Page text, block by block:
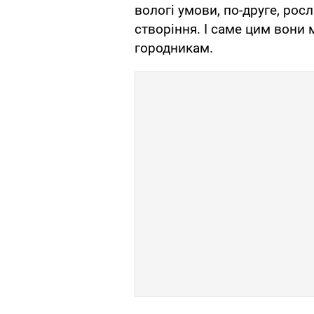
вологі умови, по-друге,
створіння. І саме цим
городникам.